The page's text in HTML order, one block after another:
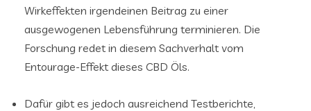
Wirkeffekten irgendeinen Beitrag zu einer
ausgewogenen Lebensführung terminieren. Die
Forschung redet in diesem Sachverhalt vom
Entourage-Effekt dieses CBD Öls.
Dafür gibt es jedoch ausreichend Testberichte,